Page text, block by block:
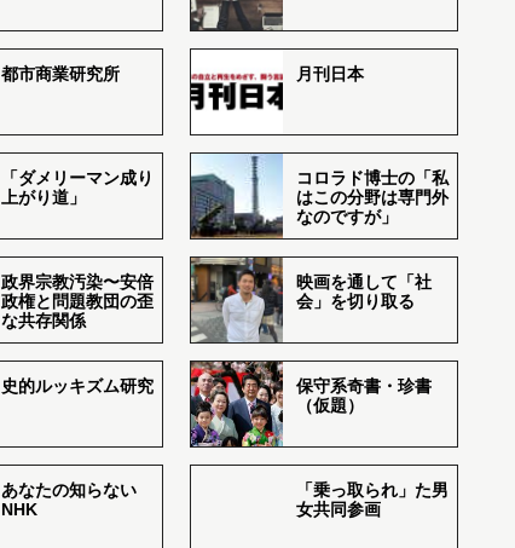
都市商業研究所 月刊日本
「ダメリーマン成り
上がり道」
コロラド博士の「私
はこの分野は専門外
なのですが」
政界宗教汚染〜安倍
政権と問題教団の歪
な共存関係
映画を通して「社
会」を切り取る
史的ルッキズム研究
保守系奇書・珍書
（仮題）
あなたの知らない
NHK
「乗っ取られ」た男
女共同参画